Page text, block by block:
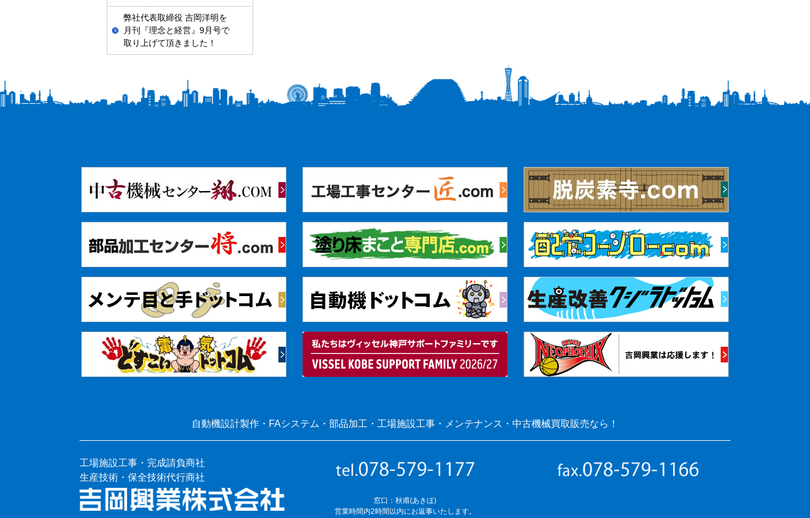
弊社代表取締役 吉岡洋明を
月刊『理念と経営』9月号で
取り上げて頂きました！
自動機設計製作・FAシステム・部品加工・工場施設工事・メンテナンス・中古機械買取販売なら！
工場施設工事・完成請負商社
生産技術・保全技術代行商社
窓口：秋甫(あきほ)
営業時間内2時間以内にお返事いたします。